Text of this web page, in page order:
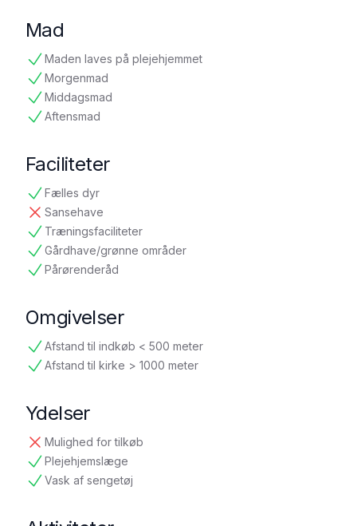
Mad
Maden laves på plejehjemmet
tilgængelig
Morgenmad
tilgængelig
Middagsmad
tilgængelig
Aftensmad
tilgængelig
Faciliteter
Fælles dyr
tilgængelig
Sansehave
ikke tilgængelig
Træningsfaciliteter
tilgængelig
Gårdhave/grønne områder
tilgængelig
Pårørenderåd
tilgængelig
Omgivelser
Afstand til indkøb < 500 meter
tilgængelig
Afstand til kirke > 1000 meter
tilgængelig
Ydelser
Mulighed for tilkøb
ikke tilgængelig
Plejehjemslæge
tilgængelig
Vask af sengetøj
tilgængelig